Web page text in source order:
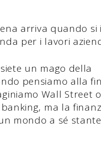
arriva quando si
per i lavori
un mago della
pensiamo alla
Wall Street o
ma la
mondo a sé